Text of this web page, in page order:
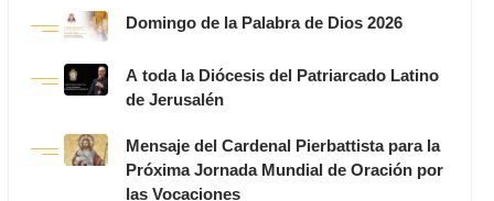
Domingo de la Palabra de Dios 2026
A toda la Diócesis del Patriarcado Latino
de Jerusalén
Mensaje del Cardenal Pierbattista para la
Próxima Jornada Mundial de Oración por